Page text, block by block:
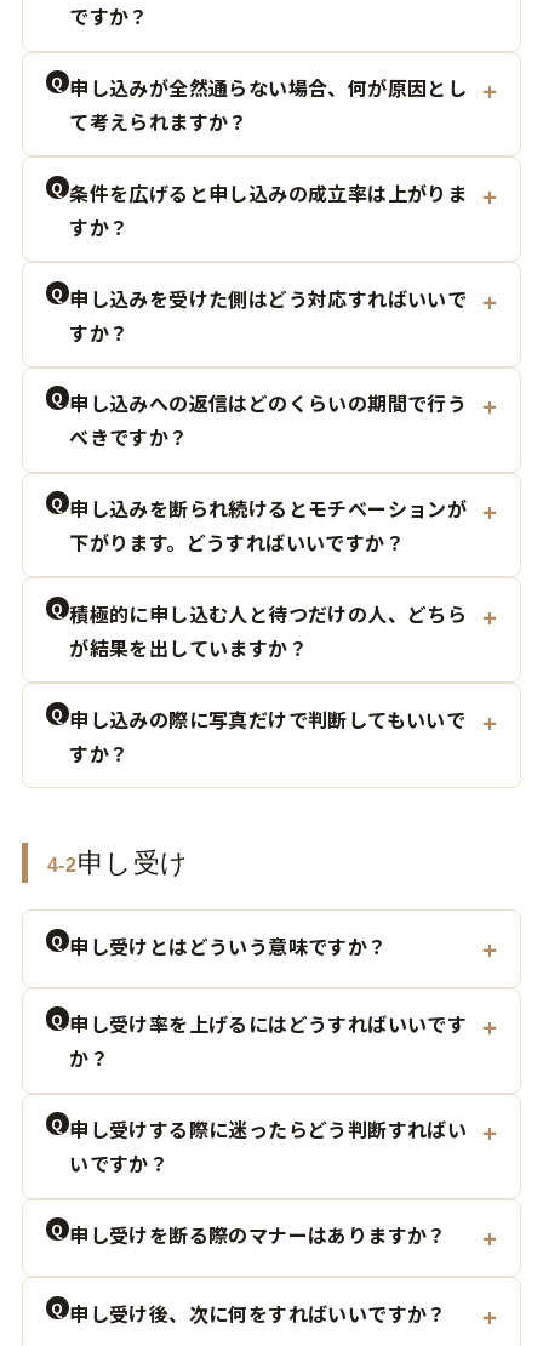
ですか？
Q 申し込みが全然通らない場合、何が原因とし
て考えられますか？
Q 条件を広げると申し込みの成立率は上がりま
すか？
Q 申し込みを受けた側はどう対応すればいいで
すか？
Q 申し込みへの返信はどのくらいの期間で行う
べきですか？
Q 申し込みを断られ続けるとモチベーションが
下がります。どうすればいいですか？
Q 積極的に申し込む人と待つだけの人、どちら
が結果を出していますか？
Q 申し込みの際に写真だけで判断してもいいで
すか？
4-2申し受け
Q 申し受けとはどういう意味ですか？
Q 申し受け率を上げるにはどうすればいいです
か？
Q 申し受けする際に迷ったらどう判断すればい
いですか？
Q 申し受けを断る際のマナーはありますか？
Q 申し受け後、次に何をすればいいですか？